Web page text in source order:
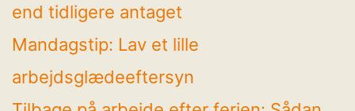
end tidligere antaget
Mandagstip: Lav et lille
arbejdsglædeeftersyn